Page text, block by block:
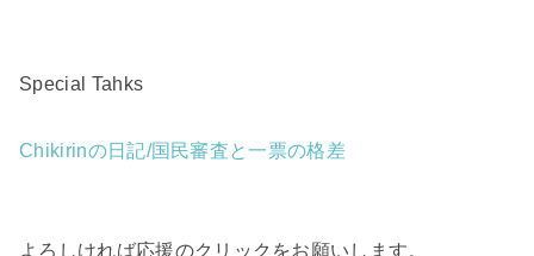
Special Tahks
Chikirinの日記/国民審査と一票の格差
よろしければ応援のクリックをお願いします。